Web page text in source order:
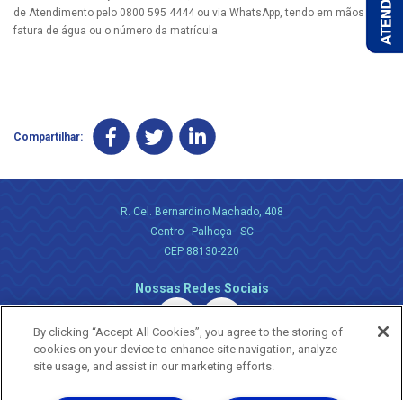
de Atendimento pelo 0800 595 4444 ou via WhatsApp, tendo em mãos a
fatura de água ou o número da matrícula.
Compartilhar:
R. Cel. Bernardino Machado, 408
Centro - Palhoça - SC
CEP 88130-220
Nossas Redes Sociais
By clicking “Accept All Cookies”, you agree to the storing of
cookies on your device to enhance site navigation, analyze
site usage, and assist in our marketing efforts.